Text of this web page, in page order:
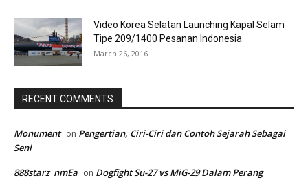
Video Korea Selatan Launching Kapal Selam
Tipe 209/1400 Pesanan Indonesia
March 26, 2016
RECENT COMMENTS
Monument on Pengertian, Ciri-Ciri dan Contoh Sejarah Sebagai
Seni
888starz_nmEa on Dogfight Su-27 vs MiG-29 Dalam Perang